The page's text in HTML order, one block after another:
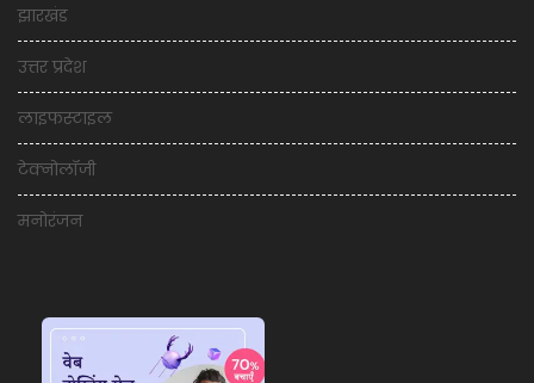
झारखंड
उत्तर प्रदेश
लाइफस्टाइल
टेक्नोलॉजी
मनोरंजन